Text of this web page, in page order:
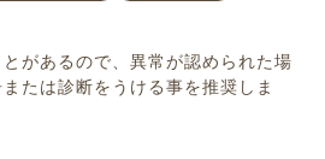
があるので、異常が認められた場
たは診断をうける事を推奨しま